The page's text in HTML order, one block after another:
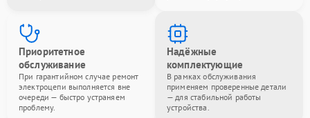
Приоритетное
обслуживание
При гарантийном случае ремонт
электроцепи выполняется вне
очереди — быстро устраняем
проблему.
Надёжные
комплектующие
В рамках обслуживания
применяем проверенные детали
— для стабильной работы
устройства.